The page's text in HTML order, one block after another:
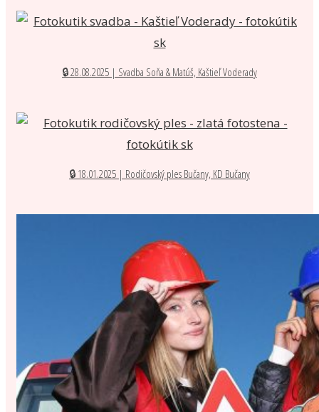
🔒 28.08.2025 | Svadba Soňa & Matúš, Kaštieľ Voderady
🔒 18.01.2025 | Rodičovský ples Bučany, KD Bučany